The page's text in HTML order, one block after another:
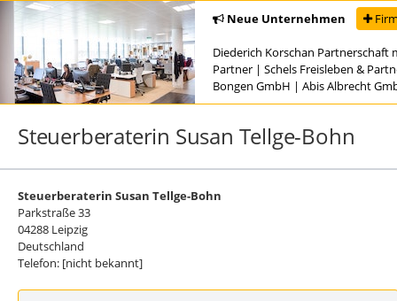
Neue Unternehmen
Diederich Korschan Partnerschaft
Partner | Schels Freisleben &
Bongen GmbH | Abis Albrecht
Steuerberaterin Susan Tellge-Bohn
Steuerberaterin Susan Tellge-Bohn
Parkstraße 33
04288 Leipzig
Deutschland
Telefon: [nicht bekannt]